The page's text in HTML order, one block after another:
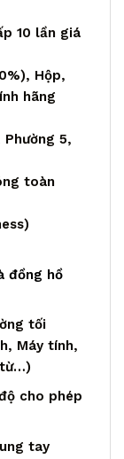
10 lần giá
Hộp,
hãng
5,
toàn
đồng hồ
tối
Máy tính,
cho phép
tay